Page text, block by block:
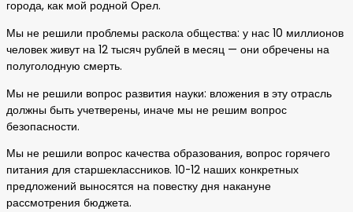
города, как мой родной Орел.
Мы не решили проблемы раскола общества: у нас 10 миллионов
человек живут на 12 тысяч рублей в месяц — они обречены на
полуголодную смерть.
Мы не решили вопрос развития науки: вложения в эту отрасль
должны быть учетверены, иначе мы не решим вопрос
безопасности.
Мы не решили вопрос качества образования, вопрос горячего
питания для старшеклассников. 10-12 наших конкретных
предложений выносятся на повестку дня накануне
рассмотрения бюджета.